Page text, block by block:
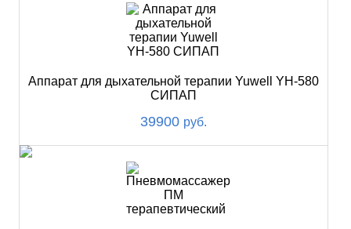
Аппарат для дыхательной терапии Yuwell YH-580
СИПАП
39900 руб.